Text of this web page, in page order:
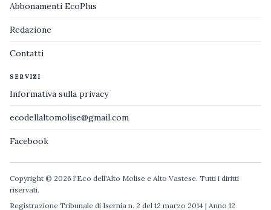
Abbonamenti EcoPlus
Redazione
Contatti
SERVIZI
Informativa sulla privacy
ecodellaltomolise@gmail.com
Facebook
Copyright © 2026 l'Eco dell'Alto Molise e Alto Vastese. Tutti i diritti
riservati.
Registrazione Tribunale di Isernia n. 2 del 12 marzo 2014 | Anno 12